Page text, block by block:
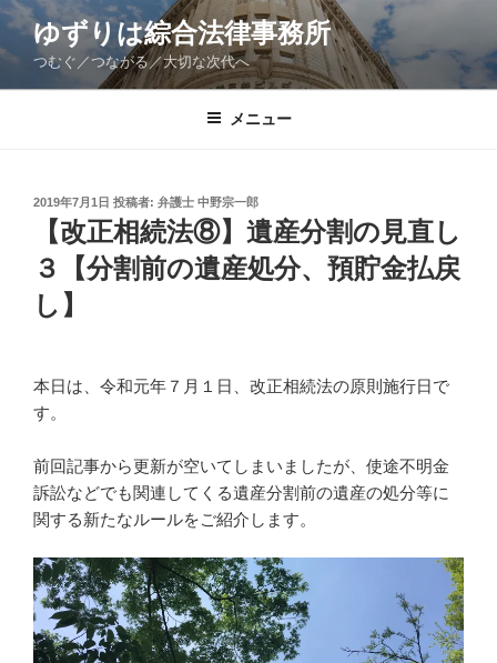
コ
ン
ゆずりは綜合法律事務所
つむぐ／つながる／大切な次代へ
メニュー
投
2019年7月1日 投稿者: 弁護士 中野宗一郎
【改正相続法⑧】遺産分割の見直し
３【分割前の遺産処分、預貯金払戻
し】
本日は、令和元年７月１日、改正相続法の原則施行日で
す。
前回記事から更新が空いてしまいましたが、使途不明金
訴訟などでも関連してくる遺産分割前の遺産の処分等に
関する新たなルールをご紹介します。